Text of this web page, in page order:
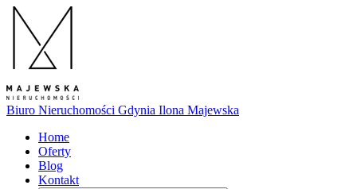
Biuro Nieruchomości Gdynia Ilona Majewska
Home
Oferty
Blog
Kontakt